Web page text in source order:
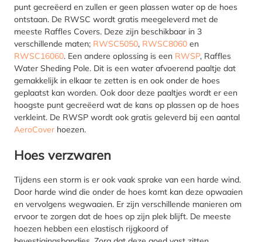
punt gecreëerd en zullen er geen plassen water op de hoes
ontstaan. De RWSC wordt gratis meegeleverd met de
meeste Raffles Covers. Deze zijn beschikbaar in 3
verschillende maten; RWSC5050, RWSC8060 en
RWSC16060. Een andere oplossing is een RWSP, Raffles
Water Sheding Pole. Dit is een water afvoerend paaltje dat
gemakkelijk in elkaar te zetten is en ook onder de hoes
geplaatst kan worden. Ook door deze paaltjes wordt er een
hoogste punt gecreëerd wat de kans op plassen op de hoes
verkleint. De RWSP wordt ook gratis geleverd bij een aantal
AeroCover hoezen.
Hoes verzwaren
Tijdens een storm is er ook vaak sprake van een harde wind.
Door harde wind die onder de hoes komt kan deze opwaaien
en vervolgens wegwaaien. Er zijn verschillende manieren om
ervoor te zorgen dat de hoes op zijn plek blijft. De meeste
hoezen hebben een elastisch rijgkoord of